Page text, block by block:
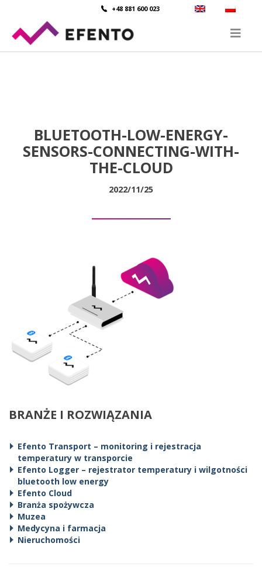
+48 881 600 023
BLUETOOTH-LOW-ENERGY-
SENSORS-CONNECTING-WITH-
THE-CLOUD
2022/11/25
BRANŻE I ROZWIĄZANIA
Efento Transport – monitoring i rejestracja
temperatury w transporcie
Efento Logger – rejestrator temperatury i wilgotności
bluetooth low energy
Efento Cloud
Branża spożywcza
Muzea
Medycyna i farmacja
Nieruchomości